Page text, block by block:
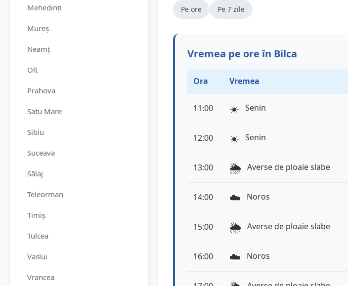
Mehedinți
Mureș
Neamț
Olt
Prahova
Satu Mare
Sibiu
Suceava
Sălaj
Teleorman
Timiș
Tulcea
Vaslui
Vrancea
Pe ore Pe 7 zile
Vremea pe ore în Bilca
Ora Vremea
11:00 ☀️ Senin
12:00 ☀️ Senin
13:00 🌦️ Averse de ploaie slabe
14:00 ☁️ Noros
15:00 🌦️ Averse de ploaie slabe
16:00 ☁️ Noros